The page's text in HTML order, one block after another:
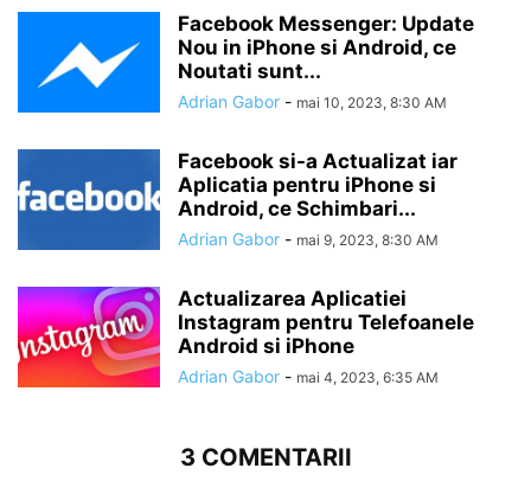
Facebook Messenger: Update
Nou in iPhone si Android, ce
Noutati sunt...
Adrian Gabor - mai 10, 2023, 8:30 AM
Facebook si-a Actualizat iar
Aplicatia pentru iPhone si
Android, ce Schimbari...
Adrian Gabor - mai 9, 2023, 8:30 AM
Actualizarea Aplicatiei
Instagram pentru Telefoanele
Android si iPhone
Adrian Gabor - mai 4, 2023, 6:35 AM
3 COMENTARII